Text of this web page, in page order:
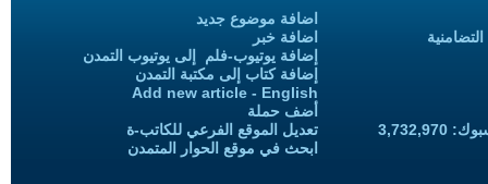
اضافة موضوع جديد
اضافة خبر
إضافة يوتيوب-فلم إلى يوتيوب التمدن
إضافة كتاب إلى مكتبة التمدن
Add new article - English
أضف حملة
تعديل الموقع الفرعي للكاتب-ة
ابحث في موقع الحوار المتمدن